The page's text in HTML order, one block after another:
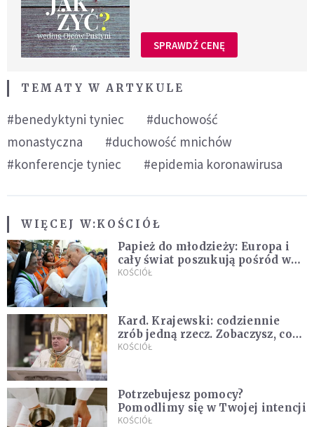
SPRAWDŹ CENĘ
TEMATY W ARTYKULE
#benedyktyni tyniec
#duchowość
monastyczna
#duchowość mnichów
#konferencje tyniec
#epidemia koronawirusa
WIĘCEJ W:KOŚCIÓŁ
Papież do młodzieży: Europa i
cały świat poszukują pośród was
nowych świętych
KOŚCIÓŁ
Kard. Krajewski: codziennie
zrób jedną rzecz. Zobaczysz, co
stanie się z twoim życiem
KOŚCIÓŁ
Potrzebujesz pomocy?
Pomodlimy się w Twojej intencji
KOŚCIÓŁ